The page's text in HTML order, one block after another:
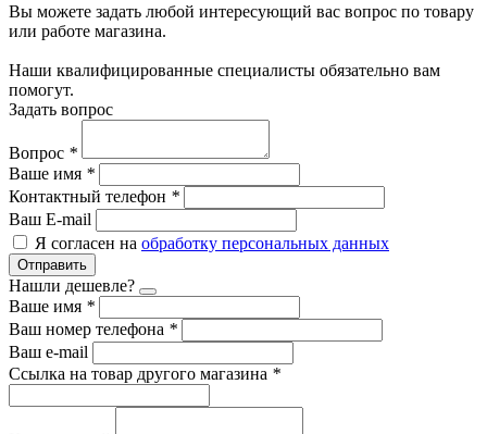
Вы можете задать любой интересующий вас вопрос по товару
или работе магазина.
Наши квалифицированные специалисты обязательно вам
помогут.
Задать вопрос
Вопрос *
Ваше имя *
Контактный телефон *
Ваш E-mail
Я согласен на обработку персональных данных
Отправить
Нашли дешевле?
Ваше имя *
Ваш номер телефона *
Ваш e-mail
Ссылка на товар другого магазина *